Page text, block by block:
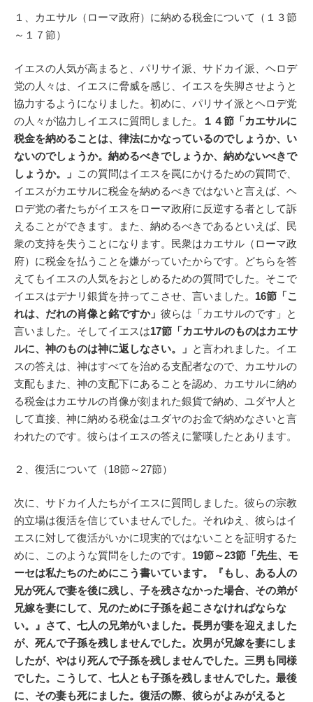
１、カエサル（ローマ政府）に納める税金について（１３節
～１７節）
イエスの人気が高まると、パリサイ派、サドカイ派、ヘロデ
党の人々は、イエスに脅威を感じ、イエスを失脚させようと
協力するようになりました。初めに、パリサイ派とヘロデ党
の人々が協力しイエスに質問しました。
１４節「カエサルに
税金を納めることは、律法にかなっているのでしょうか、い
ないのでしょうか。納めるべきでしょうか、納めないべきで
しょうか。」 この質問はイエスを罠にかけるための質問で、
イエスがカエサルに税金を納めるべきではないと言えば、ヘ
ロデ党の者たちがイエスをローマ政府に反逆する者として訴
えることができます。また、納めるべきであるといえば、民
衆の支持を失うことになります。民衆はカエサル（ローマ政
府）に税金を払うことを嫌がっていたからです。どちらを答
えてもイエスの人気をおとしめるための質問でした。そこで
イエスはデナリ銀貨を持ってこさせ、言いました。 16節「こ
れは、だれの肖像と銘ですか」 彼らは「カエサルのです」と
言いました。そしてイエスは17節「カエサルのものはカエサ
ルに、神のものは神に返しなさい。」 と言われました。イエ
スの答えは、神はすべてを治める支配者なので、カエサルの
支配もまた、神の支配下にあることを認め、カエサルに納め
る税金はカエサルの肖像が刻まれた銀貨で納め、ユダヤ人と
して直接、神に納める税金はユダヤのお金で納めなさいと言
われたのです。彼らはイエスの答えに驚嘆したとあります。
２、復活について（18節～27節）
次に、サドカイ人たちがイエスに質問しました。彼らの宗教
的立場は復活を信じていませんでした。それゆえ、彼らはイ
エスに対して復活がいかに現実的ではないことを証明するた
めに、このような質問をしたのです。 19節～23節「先生、モ
ーセは私たちのためにこう書いています。『もし、ある人の
兄が死んで妻を後に残し、子を残さなかった場合、その弟が
兄嫁を妻にして、兄のために子孫を起こさなければならな
い。』さて、七人の兄弟がいました。長男が妻を迎えました
が、死んで子孫を残しませんでした。次男が兄嫁を妻にしま
したが、やはり死んで子孫を残しませんでした。三男も同様
でした。こうして、七人とも子孫を残しませんでした。最後
に、その妻も死にました。復活の際、彼らがよみがえると